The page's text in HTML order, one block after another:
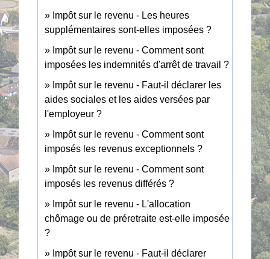
Impôt sur le revenu - Les heures
supplémentaires sont-elles imposées ?
Impôt sur le revenu - Comment sont
imposées les indemnités d'arrêt de travail ?
Impôt sur le revenu - Faut-il déclarer les
aides sociales et les aides versées par
l'employeur ?
Impôt sur le revenu - Comment sont
imposés les revenus exceptionnels ?
Impôt sur le revenu - Comment sont
imposés les revenus différés ?
Impôt sur le revenu - L'allocation
chômage ou de préretraite est-elle imposée
?
Impôt sur le revenu - Faut-il déclarer